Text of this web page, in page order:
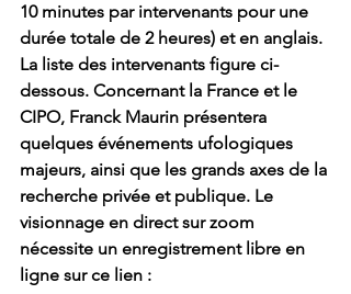
10 minutes par intervenants pour une
durée totale de 2 heures) et en anglais.
La liste des intervenants figure ci-
dessous. Concernant la France et le
CIPO, Franck Maurin présentera
quelques événements ufologiques
majeurs, ainsi que les grands axes de la
recherche privée et publique. Le
visionnage en direct sur zoom
nécessite un enregistrement libre en
ligne sur ce lien :